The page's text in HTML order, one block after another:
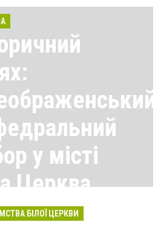
у місті
Церква
Всі матеріали тут
БІЛОЇ ЦЕРКВИ